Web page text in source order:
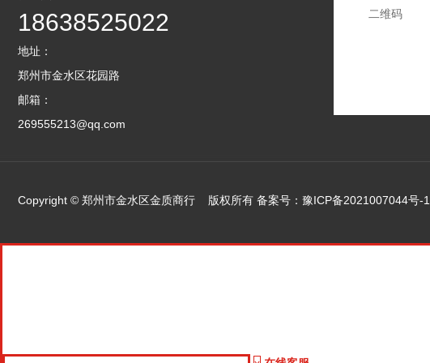
18638525022
地址：
郑州市金水区花园路
邮箱：
269555213@qq.com
二维码
Copyright © 郑州市金水区金质商行 版权所有 备案号： 豫ICP备2021007044号-1